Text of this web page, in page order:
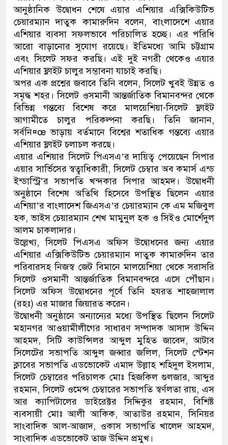
আনুষ্ঠানিক উদ্বোধন শেষে এয়ার এশিয়ার এক্সিকিউটিভ
চেয়ারম্যান দাতুক কামারুদিন বলেন, বাংলাদেশে এয়ার
এশিয়ার ব্যবসা সফলভাবে পরিচালিত হচ্ছে। এর পরিধি
আরো বাড়ানোর সুযোগ রয়েছে। ইতিমধ্যে আমি চট্টগ্রাম
এবং সিলেট সফর করছি। এই দুই নগরী থেকেও এয়ার
এশিয়ার ফ্লাইট চালুর সম্ভাবনা যাচাই করছি।
অপর এক প্রশ্নের জবাবে তিনি বলেন, সিলেট খুবই উন্নত ও
সমৃদ্ধ শহর। সিলেট ওসমানী আন্তর্জাতিক বিমানবন্দর থেকে
বিভিন্ন গন্তব্যে বিশেষ করে মালয়েশিয়া-সিলেট ফ্লাইট
আগামীতে চালুর পরিকল্পনা করছি। তিনি জানান,
সর্বনি¤œ ভাড়ায় বর্তমানে বিশ্বের শতাধিক গন্তব্যে এয়ার
এশিয়ার ফ্লাইট চলাচল করছে।
এয়ার এশিয়ার সিলেট পিএসএ’র দায়িত্ব পেয়েছেন সিপার
এয়ার সার্ভিসের স্বত্বাধিকারী, সিলেট চেম্বার অব কমার্স এন্ড
ইন্ডাস্ট্রি’র সভাপতি খন্দকার সিপার আহমদ। উদ্বোধনী
অনুষ্ঠানে বিশেষ অতিথি হিসেবে উপস্থিত ছিলেন এয়ার
এশিয়া’র বাংলাদেশ জিএসএ’র চেয়ারম্যান কে এম মজিবুল
হক, ভাইস চেয়ারম্যান শেখ মামুনুল হক ও সিইও মোর্শেদুল
আলম চাকলাদার।
উল্লেখ্য, সিলেট পিএসএ অফিস উদ্বোধনের জন্য এয়ার
এশিয়ার এক্সিকিউটিভ চেয়ারম্যান দাতুক কামারুদিন তার
পরিবারসহ নিজস্ব জেট বিমানে মালয়েশিয়া থেকে সরাসরি
সিলেট ওসমানী আন্তর্জাতিক বিমানবন্দরে এসে পৌঁছান।
সিলেট অফিস উদ্বোধনের পূর্বে তিনি হযরত শাহ্জালাল
(রহঃ) এর মাজার জিয়ারত করেন।
উদ্বোধনী অনুষ্ঠানে অন্যান্যের মধ্যে উপস্থিত ছিলেন সিলেট
মহানগর আওয়ামীলীগের সাধারণ সম্পাদক আসাদ উদ্দিন
আহমদ, সিটি কাউন্সিলর আব্দুল মুহিত জাবেদ, আটাব
সিলেটের সভাপতি আব্দুল জব্বার জলিল, সিলেট স্টেশন
ক্লাবের সভাপতি এডভোকেট এমাদ উল্লাহ শহিদুল ইসলাম,
সিলেট চেম্বারের পরিচালক মোঃ হিজকিল গুলজার, আব্দুর
রহমান, সিলেট ওমেন্স চেম্বারের সভাপতি স্বর্ণলতা রায়, এস
আর ক্যাপিটালের ডাইরেক্টর সিদ্দিকুর রহমান, বিশিষ্ট
ব্যবসায়ী মোঃ আলী আকিক, আতাউর রহমান, সিনিয়র
সাংবাদিক আল-আজাদ, ওকাস সভাপতি খালেদ আহমদ,
সাংবাদিক এডভোকেট তাজ উদ্দিন প্রমুখ।